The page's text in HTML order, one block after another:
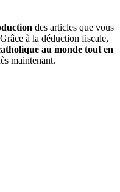
des articles que vous
à la déduction fiscale,
au monde tout en
maintenant.